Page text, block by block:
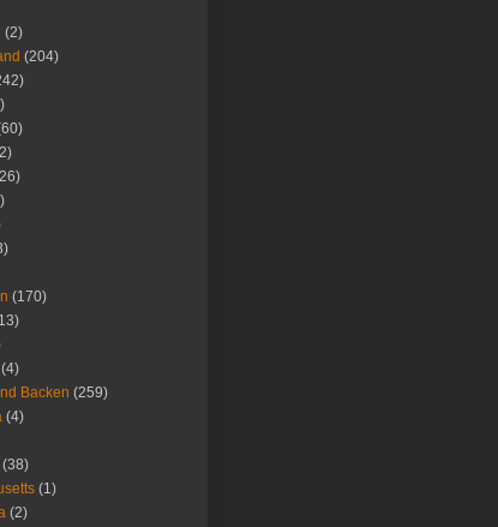
(2)
(204)
(170)
(4)
Backen (259)
(4)
(38)
(1)
(2)